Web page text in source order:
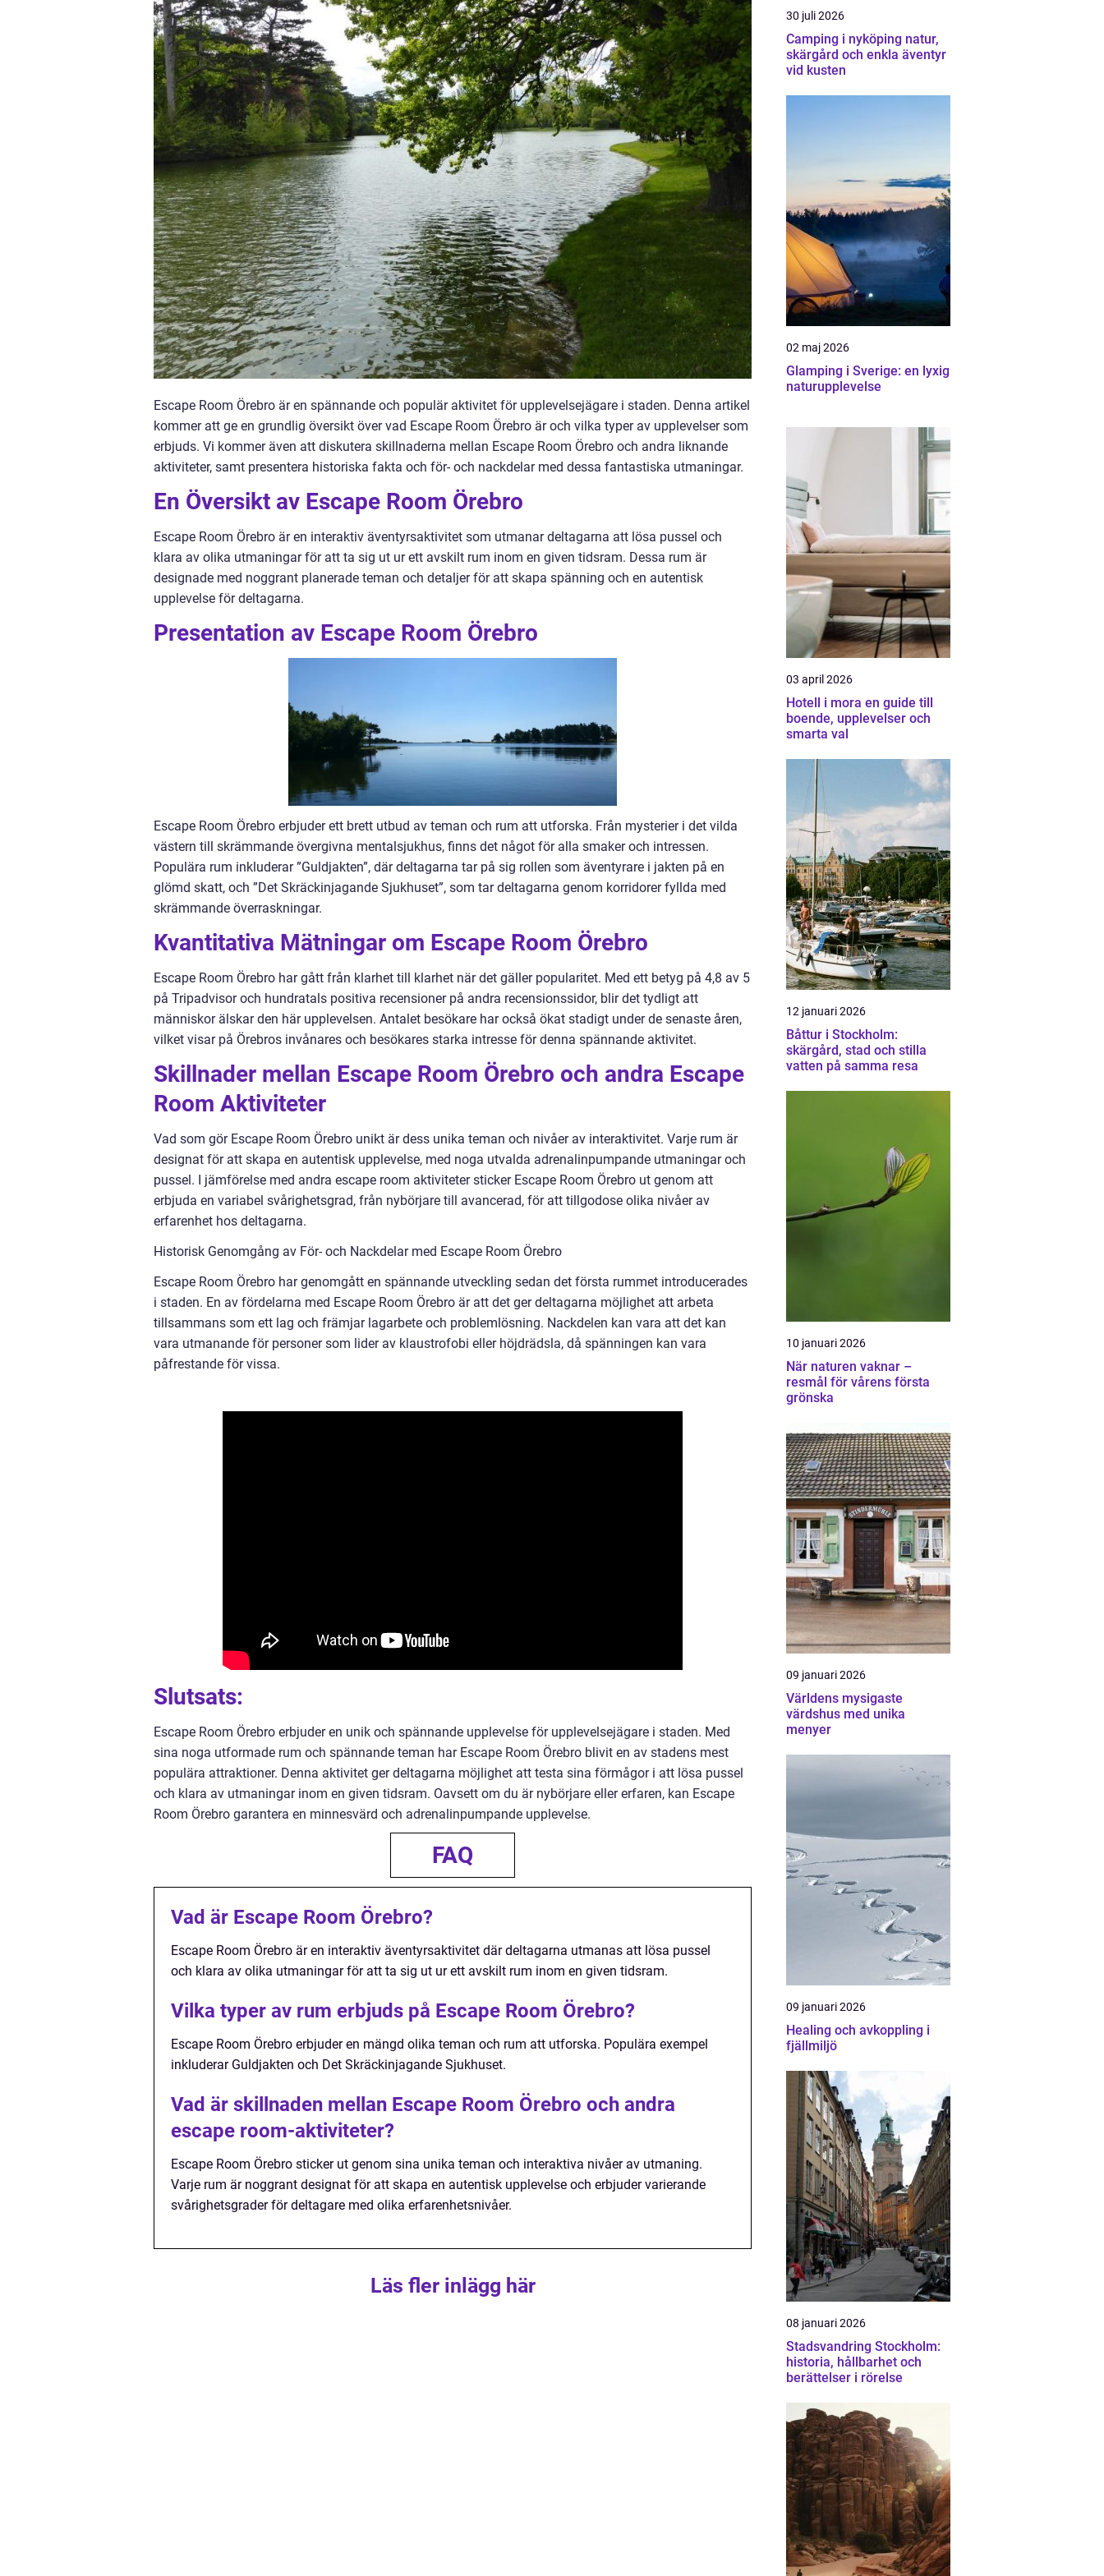
Escape Room Örebro är en spännande och populär aktivitet för upplevelsejägare i staden. Denna artikel
kommer att ge en grundlig översikt över vad Escape Room Örebro är och vilka typer av upplevelser som
erbjuds. Vi kommer även att diskutera skillnaderna mellan Escape Room Örebro och andra liknande
aktiviteter, samt presentera historiska fakta och för- och nackdelar med dessa fantastiska utmaningar.
En Översikt av Escape Room Örebro
Escape Room Örebro är en interaktiv äventyrsaktivitet som utmanar deltagarna att lösa pussel och
klara av olika utmaningar för att ta sig ut ur ett avskilt rum inom en given tidsram. Dessa rum är
designade med noggrant planerade teman och detaljer för att skapa spänning och en autentisk
upplevelse för deltagarna.
Presentation av Escape Room Örebro
Escape Room Örebro erbjuder ett brett utbud av teman och rum att utforska. Från mysterier i det vilda
västern till skrämmande övergivna mentalsjukhus, finns det något för alla smaker och intressen.
Populära rum inkluderar ”Guldjakten”, där deltagarna tar på sig rollen som äventyrare i jakten på en
glömd skatt, och ”Det Skräckinjagande Sjukhuset”, som tar deltagarna genom korridorer fyllda med
skrämmande överraskningar.
Kvantitativa Mätningar om Escape Room Örebro
Escape Room Örebro har gått från klarhet till klarhet när det gäller popularitet. Med ett betyg på 4,8 av 5
på Tripadvisor och hundratals positiva recensioner på andra recensionssidor, blir det tydligt att
människor älskar den här upplevelsen. Antalet besökare har också ökat stadigt under de senaste åren,
vilket visar på Örebros invånares och besökares starka intresse för denna spännande aktivitet.
Skillnader mellan Escape Room Örebro och andra Escape
Room Aktiviteter
Vad som gör Escape Room Örebro unikt är dess unika teman och nivåer av interaktivitet. Varje rum är
designat för att skapa en autentisk upplevelse, med noga utvalda adrenalinpumpande utmaningar och
pussel. I jämförelse med andra escape room aktiviteter sticker Escape Room Örebro ut genom att
erbjuda en variabel svårighetsgrad, från nybörjare till avancerad, för att tillgodose olika nivåer av
erfarenhet hos deltagarna.
Historisk Genomgång av För- och Nackdelar med Escape Room Örebro
Escape Room Örebro har genomgått en spännande utveckling sedan det första rummet introducerades
i staden. En av fördelarna med Escape Room Örebro är att det ger deltagarna möjlighet att arbeta
tillsammans som ett lag och främjar lagarbete och problemlösning. Nackdelen kan vara att det kan
vara utmanande för personer som lider av klaustrofobi eller höjdrädsla, då spänningen kan vara
påfrestande för vissa.
Slutsats:
Escape Room Örebro erbjuder en unik och spännande upplevelse för upplevelsejägare i staden. Med
sina noga utformade rum och spännande teman har Escape Room Örebro blivit en av stadens mest
populära attraktioner. Denna aktivitet ger deltagarna möjlighet att testa sina förmågor i att lösa pussel
och klara av utmaningar inom en given tidsram. Oavsett om du är nybörjare eller erfaren, kan Escape
Room Örebro garantera en minnesvärd och adrenalinpumpande upplevelse.
FAQ
Vad är Escape Room Örebro?
Escape Room Örebro är en interaktiv äventyrsaktivitet där deltagarna utmanas att lösa pussel
och klara av olika utmaningar för att ta sig ut ur ett avskilt rum inom en given tidsram.
Vilka typer av rum erbjuds på Escape Room Örebro?
Escape Room Örebro erbjuder en mängd olika teman och rum att utforska. Populära exempel
inkluderar Guldjakten och Det Skräckinjagande Sjukhuset.
Vad är skillnaden mellan Escape Room Örebro och andra
escape room-aktiviteter?
Escape Room Örebro sticker ut genom sina unika teman och interaktiva nivåer av utmaning.
Varje rum är noggrant designat för att skapa en autentisk upplevelse och erbjuder varierande
svårighetsgrader för deltagare med olika erfarenhetsnivåer.
Läs fler inlägg här
30 juli 2026
Camping i nyköping natur,
skärgård och enkla äventyr
vid kusten
02 maj 2026
Glamping i Sverige: en lyxig
naturupplevelse
03 april 2026
Hotell i mora en guide till
boende, upplevelser och
smarta val
12 januari 2026
Båttur i Stockholm:
skärgård, stad och stilla
vatten på samma resa
10 januari 2026
När naturen vaknar –
resmål för vårens första
grönska
09 januari 2026
Världens mysigaste
värdshus med unika
menyer
09 januari 2026
Healing och avkoppling i
fjällmiljö
08 januari 2026
Stadsvandring Stockholm:
historia, hållbarhet och
berättelser i rörelse